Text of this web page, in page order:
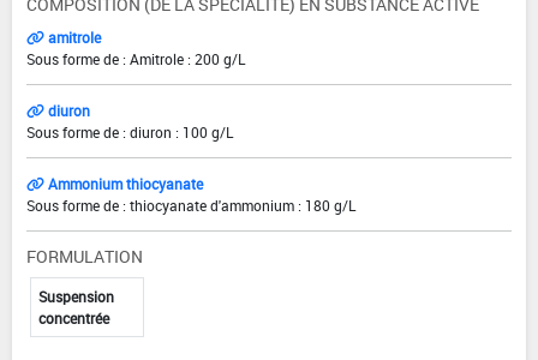
amitrole
Sous forme de : Amitrole : 200 g/L
diuron
Sous forme de : diuron : 100 g/L
Ammonium thiocyanate
Sous forme de : thiocyanate d'ammonium : 180 g/L
FORMULATION
Suspension
concentrée